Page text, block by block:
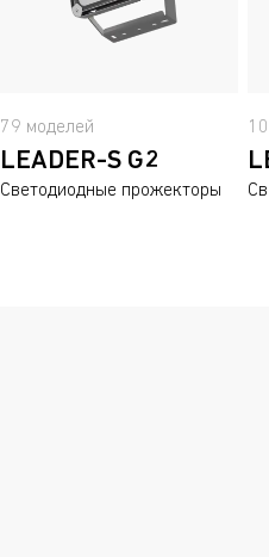
79 моделей
LEADER-S G2
Светодиодные прожекторы